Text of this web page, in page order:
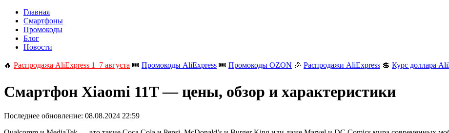
Главная
Смартфоны
Промокоды
Блог
Новости
🔥 Распродажа AliExpress 1–7 августа 🎟️ Промокоды AliExpress 🎟️ Промокоды OZON 🎉 Распродажи AliExpress 💲 Курс доллара
Смартфон Xiaomi 11T — цены, обзор и характеристики
Последнее обновление: 08.08.2024 22:59